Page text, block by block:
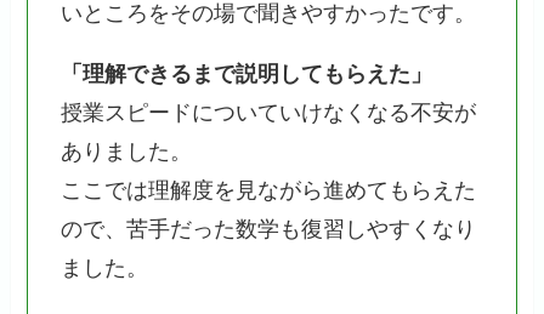
いところをその場で聞きやすかったです。
「理解できるまで説明してもらえた」
授業スピードについていけなくなる不安が
ありました。
ここでは理解度を見ながら進めてもらえた
ので、苦手だった数学も復習しやすくなり
ました。